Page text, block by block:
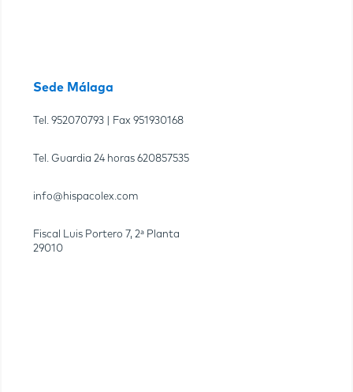
Sede Málaga
Tel. 952070793 | Fax 951930168
Tel. Guardia 24 horas 620857535
info@hispacolex.com
Fiscal Luis Portero 7, 2ª Planta
29010